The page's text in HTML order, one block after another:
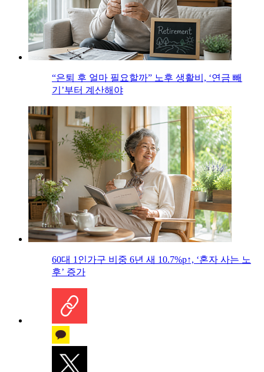
“은퇴 후 얼마 필요할까” 노후 생활비, ‘연금 빼
기’부터 계산해야
60대 1인가구 비중 6년 새 10.7%p↑, ‘혼자 사는 노
후’ 증가